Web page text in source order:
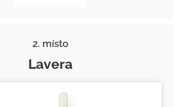
2. místo
Lavera